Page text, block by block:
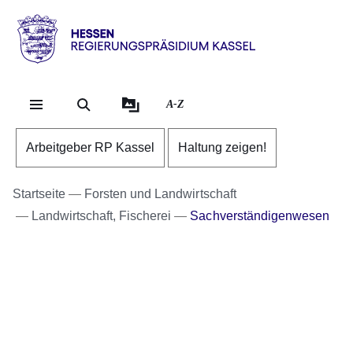
Direkt zum Kopf der
Direkt zum Inhalt
Direkt zum Fuß der
Hessen
RP
A-Z
Arbeitgeber RP Kassel Haltung zeigen!
Startseite
Forsten und Landwirtschaft
Landwirtschaft, Fischerei
Sachverständigenwesen